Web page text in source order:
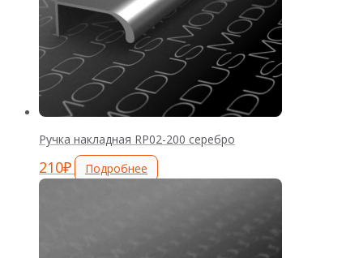
Ручка накладная RP02-200 серебро
210₽ Подробнее